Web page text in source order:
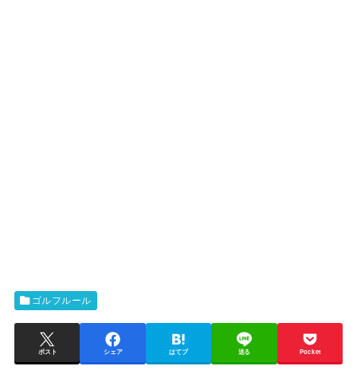
ゴルフルール
ポスト シェア はてブ 送る Pocket